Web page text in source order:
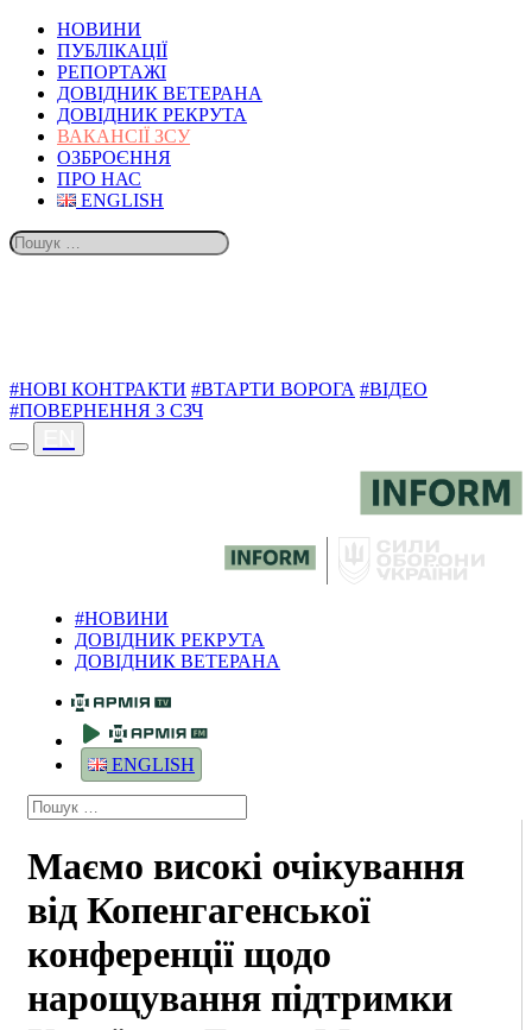
НОВИНИ
ПУБЛІКАЦІЇ
РЕПОРТАЖІ
ДОВІДНИК ВЕТЕРАНА
ДОВІДНИК РЕКРУТА
ВАКАНСІЇ ЗСУ
ОЗБРОЄННЯ
ПРО НАС
ENGLISH
#НОВІ КОНТРАКТИ #ВТАРТИ ВОРОГА #ВІДЕО
#ПОВЕРНЕННЯ З СЗЧ
#НОВИНИ
ДОВІДНИК РЕКРУТА
ДОВІДНИК ВЕТЕРАНА
ENGLISH
Маємо високі очікування
від Копенгагенської
конференції щодо
нарощування підтримки